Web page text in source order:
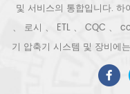
및 서비스의 통합입니다.
、 로시 、 ETL 、 CQC 、
기 압축기 시스템 및 장비에
스크롤 유형, 피스톤 유형,
라인 등이 포함됩니다. 보